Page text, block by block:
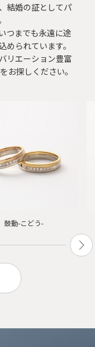
結婚の証としてパ
つまでも永遠に途
られています。
リエーション豊富
探しください。
鼓動-こどう-